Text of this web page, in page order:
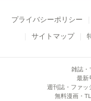
プライバシーポリシー
サイトマップ
雑誌・
最新
週刊誌・ファッ
無料漫画・